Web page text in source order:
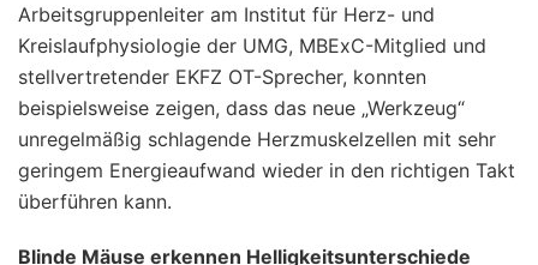
Arbeitsgruppenleiter am Institut für Herz- und
Kreislaufphysiologie der UMG, MBExC-Mitglied und
stellvertretender EKFZ OT-Sprecher, konnten
beispielsweise zeigen, dass das neue „Werkzeug“
unregelmäßig schlagende Herzmuskelzellen mit sehr
geringem Energieaufwand wieder in den richtigen Takt
überführen kann.
Blinde Mäuse erkennen Helligkeitsunterschiede